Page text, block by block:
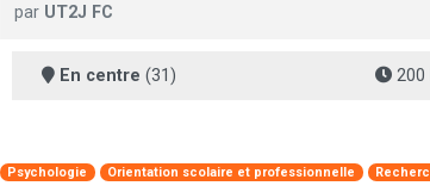
par UT2J FC
En centre (31) 200
Psychologie Orientation scolaire et professionnelle